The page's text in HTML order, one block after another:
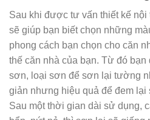
Sau khi được tư vấn thiết kế nội
sẽ giúp bạn biết chọn những
phong cách bạn chọn cho căn
thế căn nhà của bạn. Từ đó
sơn, loại sơn để sơn lại tường
giản nhưng hiệu quả để đem lại
Sau một thời gian dài sử dụng,